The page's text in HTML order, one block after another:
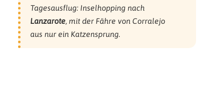
Tagesausflug: Inselhopping nach
Lanzarote, mit der Fähre von Corralejo
aus nur ein Katzensprung.